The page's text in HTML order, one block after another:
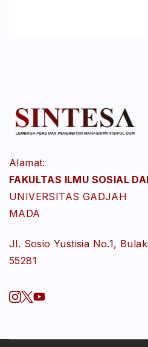
Alamat:
FAKULTAS ILMU SOSIAL
UNIVERSITAS GADJAH
Jl. Sosio Yustisia No.1,
55281